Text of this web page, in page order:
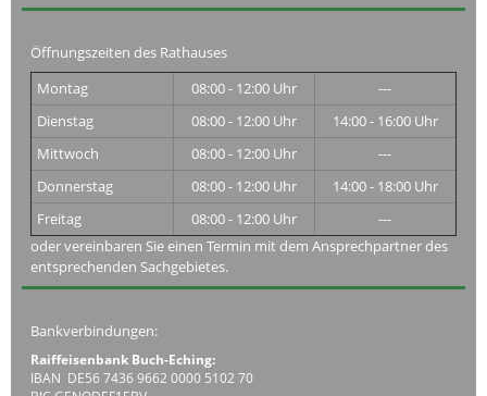
Öffnungszeiten des Rathauses
Montag
08:00 - 12:00 Uhr
---
Dienstag
08:00 - 12:00 Uhr
14:00 - 16:00 Uhr
Mittwoch
08:00 - 12:00 Uhr
---
Donnerstag
08:00 - 12:00 Uhr
14:00 - 18:00 Uhr
Freitag
08:00 - 12:00 Uhr
---
oder vereinbaren Sie einen Termin mit dem Ansprechpartner des
entsprechenden Sachgebietes.
Bankverbindungen:
Raiffeisenbank Buch-Eching:
IBAN DE56 7436 9662 0000 5102 70